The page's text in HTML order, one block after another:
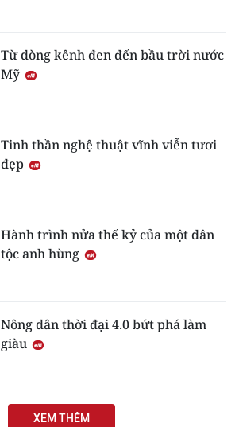
Từ dòng kênh đen đến bầu trời nước
Mỹ
Tinh thần nghệ thuật vĩnh viễn tươi
đẹp
Hành trình nửa thế kỷ của một dân
tộc anh hùng
Nông dân thời đại 4.0 bứt phá làm
giàu
XEM THÊM